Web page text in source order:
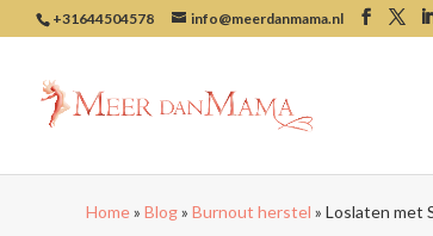
+31644504578 info@meerdanmama.nl
Home» Blog» Burnout herstel » Loslaten met